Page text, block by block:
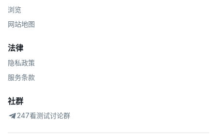
浏览
网站地图
法律
隐私政策
服务条款
社群
247看测试讨论群